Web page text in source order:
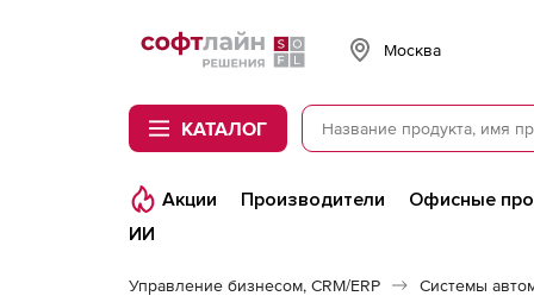
Softline
Москва
КАТАЛОГ
Акции Производители Офисные
ИИ
Управление бизнесом, CRM/ERP Системы